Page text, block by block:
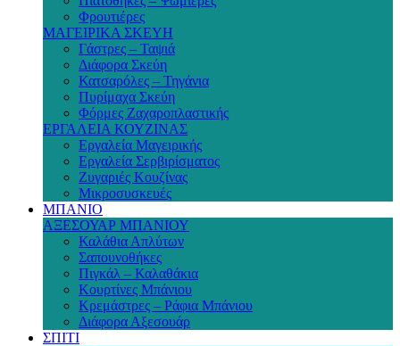
Φρουτιέρες
ΜΑΓΕΙΡΙΚΑ ΣΚΕΥΗ
Γάστρες – Ταψιά
Διάφορα Σκεύη
Κατσαρόλες – Τηγάνια
Πυρίμαχα Σκεύη
Φόρμες Ζαχαροπλαστικής
ΕΡΓΑΛΕΙΑ ΚΟΥΖΙΝΑΣ
Εργαλεία Μαγειρικής
Εργαλεία Σερβιρίσματος
Ζυγαριές Κουζίνας
Μικροσυσκευές
ΜΠΑΝΙΟ
ΑΞΕΣΟΥΑΡ ΜΠΑΝΙΟΥ
Καλάθια Απλύτων
Σαπουνοθήκες
Πιγκάλ – Καλαθάκια
Κουρτίνες Μπάνιου
Κρεμάστρες – Ράφια Μπάνιου
Διάφορα Αξεσουάρ
ΣΠΙΤΙ